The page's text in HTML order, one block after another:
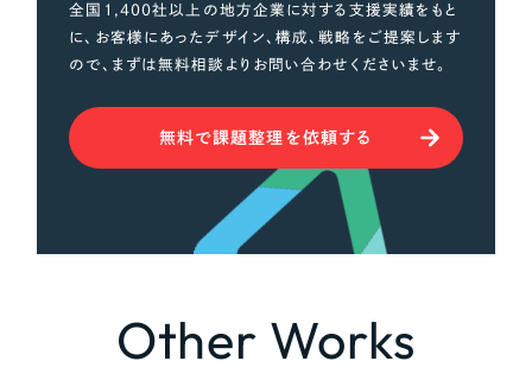
全国1,400社以上の地方企業に対する支援実績をもと
に、お客様にあったデザイン、構成、戦略をご提案します
ので、まずは無料相談よりお問い合わせくださいませ。
無料で課題整理を依頼する
Other Works